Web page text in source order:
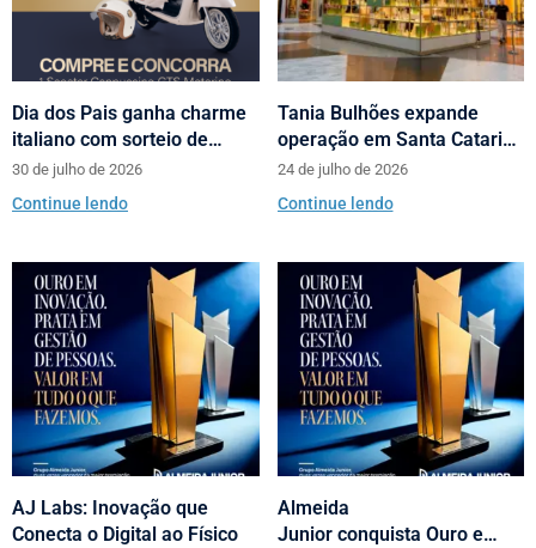
Dia dos Pais ganha charme
italiano com sorteio de
scooters Motorino pela
Almeida Junior
30 de julho de 2026
Continue lendo
Tania Bulhões expande
operação em Santa Catarina
com loja no Neumarkt
Shopping
24 de julho de 2026
Continue lendo
AJ Labs: Inovação que
Conecta o Digital ao Físico
Almeida
Junior conquista Ouro e